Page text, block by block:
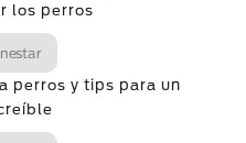
los perros
perros y tips para un